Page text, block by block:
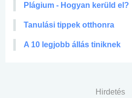
Plágium - Hogyan kerüld el?
Tanulási tippek otthonra
A 10 legjobb állás tiniknek
Hirdetés